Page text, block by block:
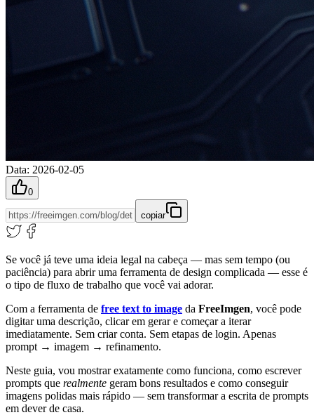
Data: 2026-02-05
0
copiar
Se você já teve uma ideia legal na cabeça — mas sem tempo (ou
paciência) para abrir uma ferramenta de design complicada — esse é
o tipo de fluxo de trabalho que você vai adorar.
Com a ferramenta de free text to image da FreeImgen, você pode
digitar uma descrição, clicar em gerar e começar a iterar
imediatamente. Sem criar conta. Sem etapas de login. Apenas
prompt → imagem → refinamento.
Neste guia, vou mostrar exatamente como funciona, como escrever
prompts que realmente geram bons resultados e como conseguir
imagens polidas mais rápido — sem transformar a escrita de prompts
em dever de casa.